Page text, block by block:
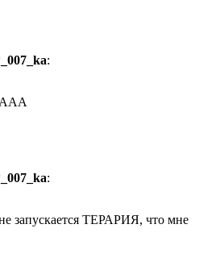
:
:
запускается ТЕРАРИЯ, что мне